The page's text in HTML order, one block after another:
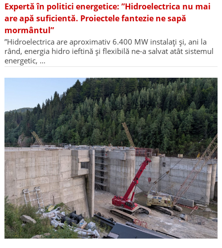
Expertă în politici energetice: ”Hidroelectrica nu mai
are apă suficientă. Proiectele fantezie ne sapă
mormântul”
”Hidroelectrica are aproximativ 6.400 MW instalați și, ani la
rând, energia hidro ieftină și flexibilă ne-a salvat atât sistemul
energetic, …